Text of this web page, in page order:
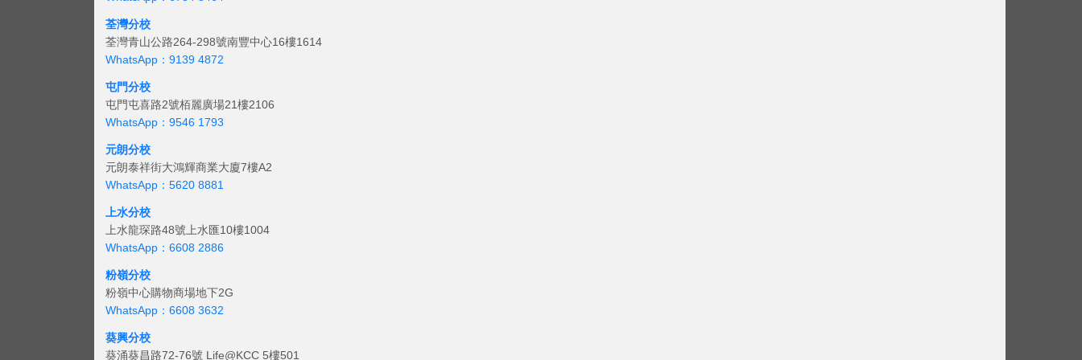
荃灣分校
荃灣青山公路264-298號南豐中心16樓1614
WhatsApp：9139 4872
屯門分校
屯門屯喜路2號栢麗廣場21樓2106
WhatsApp：9546 1793
元朗分校
元朗泰祥街大鴻輝商業大廈7樓A2
WhatsApp：5620 8881
上水分校
上水龍琛路48號上水匯10樓1004
WhatsApp：6608 2886
粉嶺分校
粉嶺中心購物商場地下2G
WhatsApp：6608 3632
葵興分校
葵涌葵昌路72-76號 Life@KCC 5樓501